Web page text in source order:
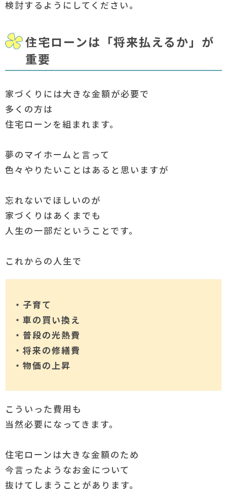
検討するようにしてください。
住宅ローンは「将来払えるか」が
重要
家づくりには大きな金額が必要で
多くの方は
住宅ローンを組まれます。
夢のマイホームと言って
色々やりたいことはあると思いますが
忘れないでほしいのが
家づくりはあくまでも
人生の一部だということです。
これからの人生で
・子育て
・車の買い換え
・普段の光熱費
・将来の修繕費
・物価の上昇
こういった費用も
当然必要になってきます。
住宅ローンは大きな金額のため
今言ったようなお金について
抜けてしまうことがあります。